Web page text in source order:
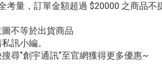
考量，訂單金額超過 $20000 之商品
不等於出貨商品
訊小編。
尋"創宇通訊"至官網獲得更多優惠~